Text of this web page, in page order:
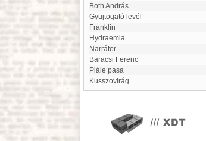
Both András
Gyujtogató levél
Franklin
Hydraemia
narrátor
Baracsi Ferenc
Piále pasa
Kusszovirág